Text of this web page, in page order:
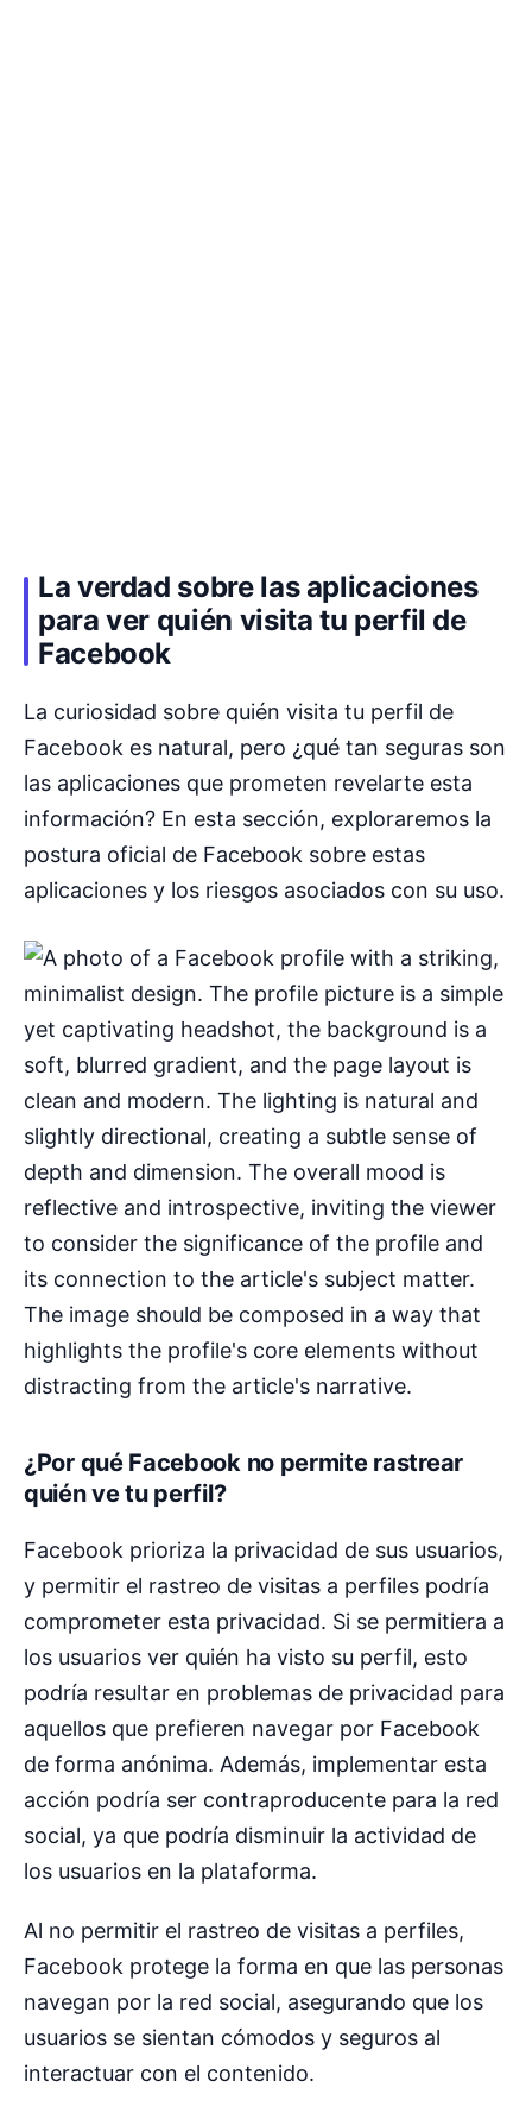
La verdad sobre las aplicaciones
para ver quién visita tu perfil de
Facebook
La curiosidad sobre quién visita tu perfil de
Facebook es natural, pero ¿qué tan seguras son
las aplicaciones que prometen revelarte esta
información? En esta sección, exploraremos la
postura oficial de Facebook sobre estas
aplicaciones y los riesgos asociados con su uso.
¿Por qué Facebook no permite rastrear
quién ve tu perfil?
Facebook prioriza la privacidad de sus usuarios,
y permitir el rastreo de visitas a perfiles podría
comprometer esta privacidad. Si se permitiera a
los usuarios ver quién ha visto su perfil, esto
podría resultar en problemas de privacidad para
aquellos que prefieren navegar por Facebook
de forma anónima. Además, implementar esta
acción podría ser contraproducente para la red
social, ya que podría disminuir la actividad de
los usuarios en la plataforma.
Al no permitir el rastreo de visitas a perfiles,
Facebook protege la forma en que las personas
navegan por la red social, asegurando que los
usuarios se sientan cómodos y seguros al
interactuar con el contenido.